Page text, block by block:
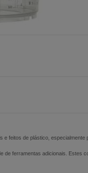
feitos de plástico,
de ferramentas adicionais.